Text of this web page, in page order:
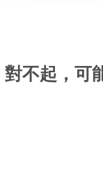
對不起，可